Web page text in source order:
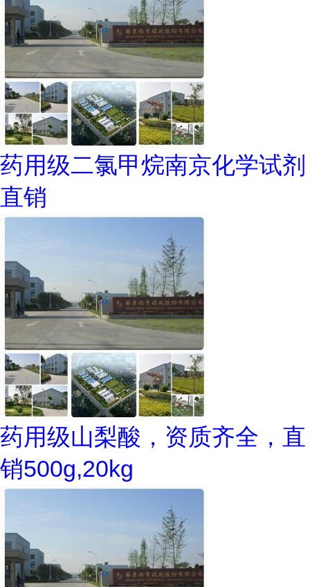
药用级二氯甲烷南京化学试剂
直销
药用级山梨酸，资质齐全，直
销500g,20kg